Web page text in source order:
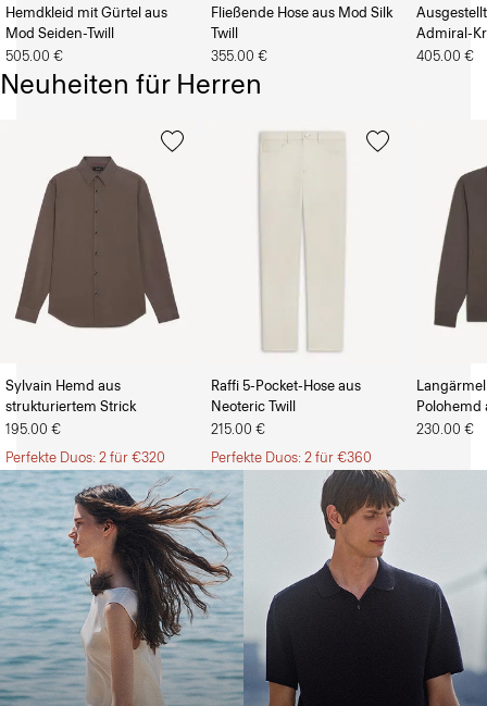
Hemdkleid mit Gürtel aus
Mod Seiden-Twill
505.00 €
Fließende Hose aus Mod Silk
Twill
355.00 €
Admiral-
405.00 €
Neuheiten für Herren
Sylvain Hemd aus
strukturiertem Strick
195.00 €
Perfekte Duos: 2 für €320
Raffi 5-Pocket-Hose aus
Neoteric Twill
215.00 €
Perfekte Duos: 2 für €360
Polohemd
230.00 €
Für Damen
Sorgen Sie für eine frische Brise
Luftige Stoffe. Perfekte Sommersilhouetten. Bleiben Sie cool.